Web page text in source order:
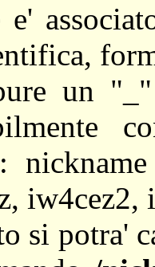
un
iw4cez2,
si potra'